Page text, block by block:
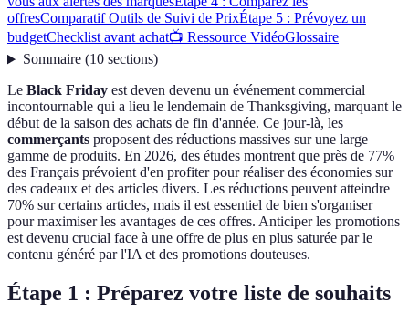
offresComparatif Outils de Suivi de PrixÉtape 5 : Prévoyez un
budgetChecklist avant achat📺 Ressource VidéoGlossaire
Sommaire(10 sections)
Le Black Friday est deven devenu un événement commercial
incontournable qui a lieu le lendemain de Thanksgiving, marquant le
début de la saison des achats de fin d'année. Ce jour-là, les
commerçants proposent des réductions massives sur une large
gamme de produits. En 2026, des études montrent que près de 77%
des Français prévoient d'en profiter pour réaliser des économies sur
des cadeaux et des articles divers. Les réductions peuvent atteindre
70% sur certains articles, mais il est essentiel de bien s'organiser
pour maximiser les avantages de ces offres. Anticiper les promotions
est devenu crucial face à une offre de plus en plus saturée par le
contenu généré par l'IA et des promotions douteuses.
Étape 1 : Préparez votre liste de souhaits